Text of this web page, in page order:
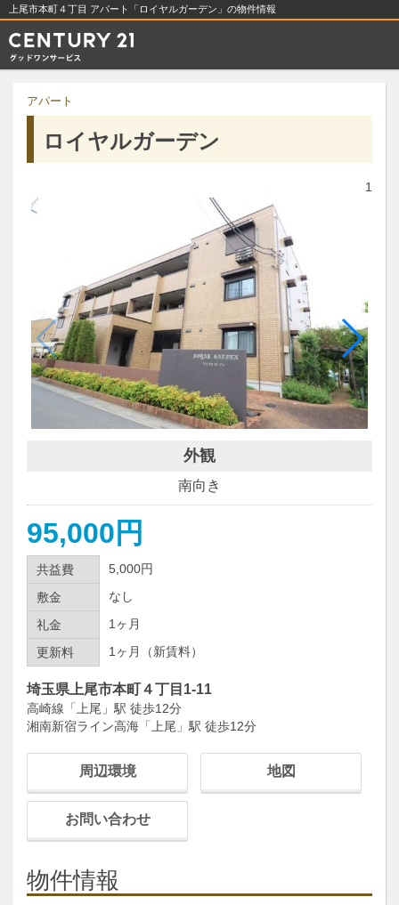
上尾市本町４丁目 アパート「ロイヤルガーデン」の物件情報
アパート
ロイヤルガーデン
1
外観
南向き
95,000円
共益費
5,000円
敷金
なし
礼金
1ヶ月
更新料
1ヶ月（新賃料）
埼玉県上尾市本町４丁目1-11
高崎線「上尾」駅 徒歩12分
湘南新宿ライン高海「上尾」駅 徒歩12分
周辺環境 地図
お問い合わせ
物件情報